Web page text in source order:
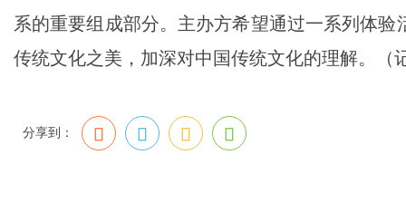
系的重要组成部分。主办方希望通过一系列体
传统文化之美，加深对中国传统文化的理解。（
分享到：